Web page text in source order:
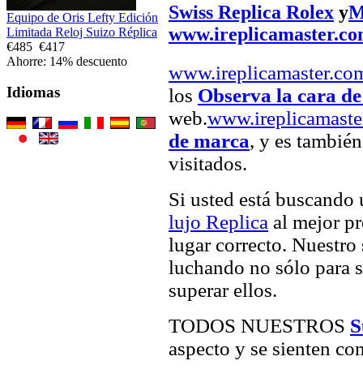
Equipo de Oris Lefty Edición
Limitada Reloj Suizo Réplica
€485 €417
Ahorre: 14% descuento
Idiomas
Swiss Replica Rolex y
los Observa la cara
web.
de marca, y es
visitados.
Si usted está
lujo Replica al mejor
lugar correcto. Nuestro
luchando no sólo para
superar ellos.
TODOS NUESTROS
aspecto y se sienten